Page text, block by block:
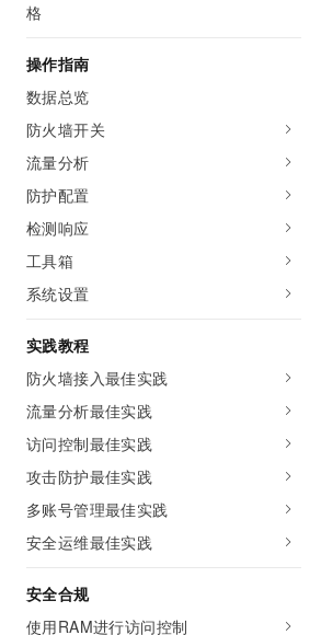
格
操作指南
数据总览
防火墙开关
流量分析
防护配置
检测响应
工具箱
系统设置
实践教程
防火墙接入最佳实践
流量分析最佳实践
访问控制最佳实践
攻击防护最佳实践
多账号管理最佳实践
安全运维最佳实践
安全合规
使用RAM进行访问控制
数据库
大数据计算
企业服务与云通信
域名与网站
开发工具
迁移与运维管理
专有云
上云与迁云
企业出海
政企业务